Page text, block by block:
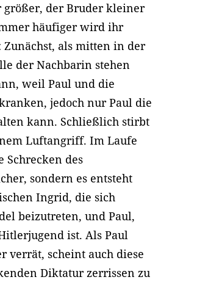
größer, der Bruder kleiner
häufiger wird ihr
als mitten in der
der Nachbarin stehen
weil Paul und die
jedoch nur Paul die
kann. Schließlich stirbt
Luftangriff. Im Laufe
Schrecken des
sondern es entsteht
Ingrid, die sich
beizutreten, und Paul,
ist. Als Paul
verrät, scheint auch diese
Diktatur zerrissen zu